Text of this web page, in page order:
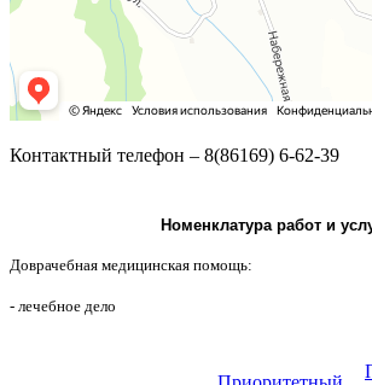
Контактный телефон – 8(86169) 6-62-39
Номенклатура работ и
Доврачебная медицинская помощь:
- лечебное дело